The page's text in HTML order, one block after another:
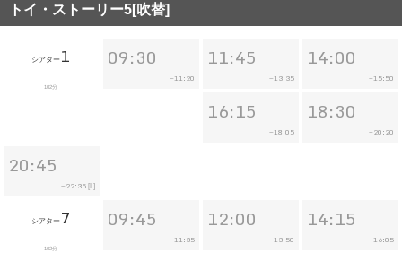
トイ・ストーリー5[吹替]
シアター 1
102分
09:30
~11:20
11:45
~13:35
14:00
~15:50
16:15
~18:05
18:30
~ 20:20
20:45
~ 22:35 [L]
シアター 7
102分
09:45
~11:35
12:00
~13:50
14:15
~16:05